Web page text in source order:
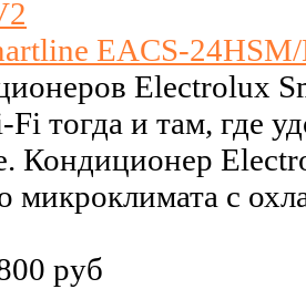
EACS-
Electrolux
тогда и там, где
Кондиционер
микроклимата с
руб